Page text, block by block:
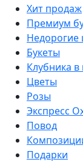
Хит продаж
Премиум
Недорогие
Букеты
Клубника
Цветы
Розы
Экспресс
Повод
Подарки